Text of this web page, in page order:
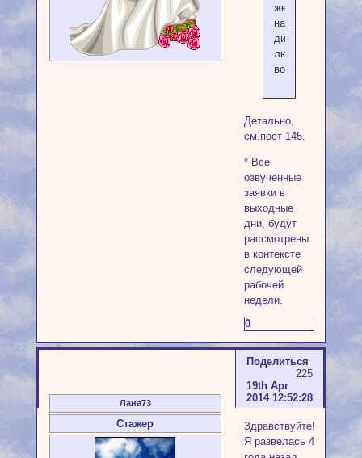
желающих
на
диагностику
любых
вопросов.
Детально,
см.пост 145.
* Все
озвученные
заявки в
выходные
дни, будут
рассмотрены
в контексте
следующей
рабочей
недели.
0
Поделиться
225
19th Apr
2014 12:52:28
Лана73
Стажер
Здравствуйте!
Я развелась 4